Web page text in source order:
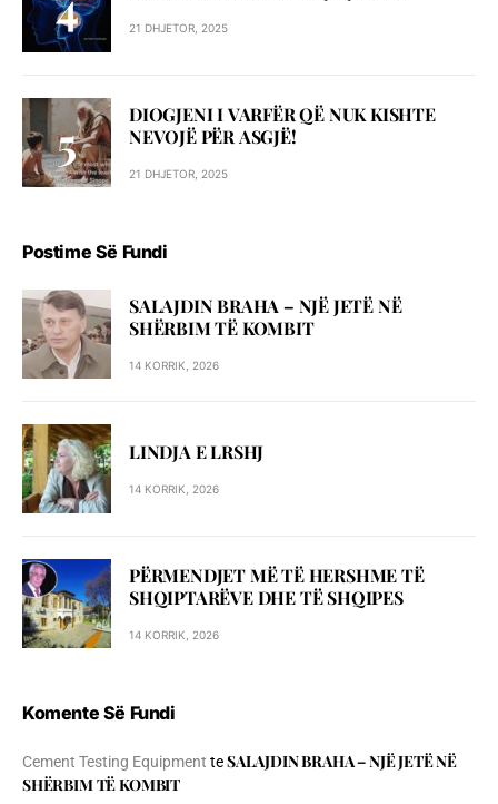
21 DHJETOR, 2025
DIOGJENI I VARFËR QË NUK KISHTE
NEVOJË PËR ASGJË!
21 DHJETOR, 2025
Postime Së Fundi
SALAJDIN BRAHA – NJЁ JETЁ NЁ
SHЁRBIM TЁ KOMBIT
14 KORRIK, 2026
LINDJA E LRSHJ
14 KORRIK, 2026
PËRMENDJET MË TË HERSHME TË
SHQIPTARËVE DHE TË SHQIPES
14 KORRIK, 2026
Komente Së Fundi
Cement Testing Equipment teSALAJDIN BRAHA – NJЁ JETЁ NЁ
SHЁRBIM TЁ KOMBIT